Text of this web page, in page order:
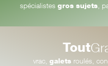
spécialistes gros sujets,
Tout
vrac, galetsroulés,